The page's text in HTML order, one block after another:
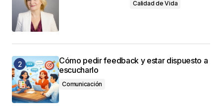
Calidad de Vida
Cómo pedir feedback y estar dispuesto a
escucharlo
Comunicación